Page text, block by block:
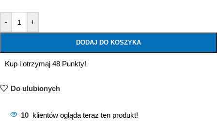
- +
DODAJ DO KOSZYKA
Kup i otrzymaj 48 Punkty!
Do ulubionych
10 klientów ogląda teraz ten produkt!